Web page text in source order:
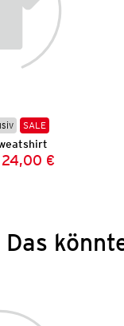
SALE
Preis:
Preis:
24,00 €
Das